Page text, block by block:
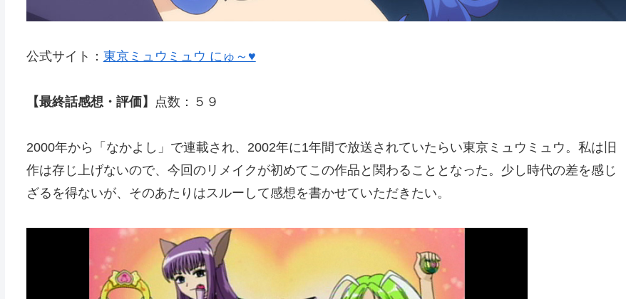
公式サイト： 東京ミュウミュウ にゅ～♥
【最終話感想・評価】 点数：５９
2000年から「なかよし」で連載され、2002年に1年間で放送されていたらい東京ミュウミュウ。私は旧
作は存じ上げないので、今回のリメイクが初めてこの作品と関わることとなった。少し時代の差を感じ
ざるを得ないが、そのあたりはスルーして感想を書かせていただきたい。